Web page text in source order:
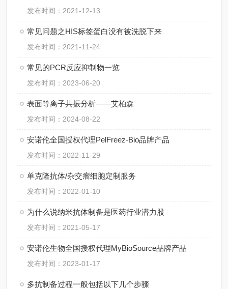
发布时间：2021-12-13
常见问题之HIS标签蛋白没有被洗脱下来
发布时间：2021-11-24
常见的PCR反应抑制物一览
发布时间：2023-06-20
表面等离子共振分析——艾柏森
发布时间：2024-08-22
安诺伦全国授权代理PelFreez-Bio品牌产品
发布时间：2022-11-29
单克隆抗体/杂交瘤细胞定制服务
发布时间：2022-01-10
为什么说纳米抗体制备是医药行业潜力股
发布时间：2021-05-17
安诺伦生物全国授权代理MyBioSource品牌产品
发布时间：2023-01-17
多抗制备过程一般包括以下几个步骤